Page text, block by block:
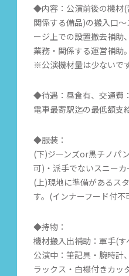
◆内容：公演前後の機材(
関係する備品)の搬入口
ージ上での設置撤去補助
業務・関係する運営補助。
※公演機材量は少ないです
◆待遇：昼食有、交通費
電車最寄駅迄の最低額支
◆服装：
(下)ジーンズor黒チノパ
可)・派手でないスニーカ
(上)現地に準備があるス
す。(インナーフード付不
◆持物：
機材搬入出補助：軍手(す
公演中：筆記具・腕時計
ラックス・白襟付きカッ